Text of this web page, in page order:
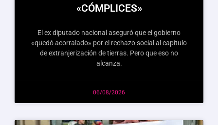
«CÓMPLICES»
El ex diputado nacional aseguró que el gobierno
«quedó acorralado» por el rechazo social al capítulo
de extranjerización de tierras. Pero que eso no
alcanza.
06/08/2026